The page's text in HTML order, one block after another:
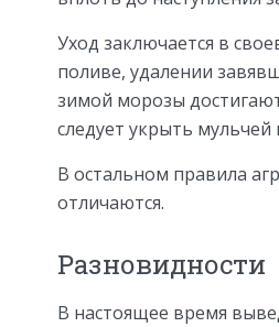
Уход заключается в
поливе, удалении
зимой морозы
следует укрыть
В остальном правила
отличаются.
Разновидности
В настоящее время